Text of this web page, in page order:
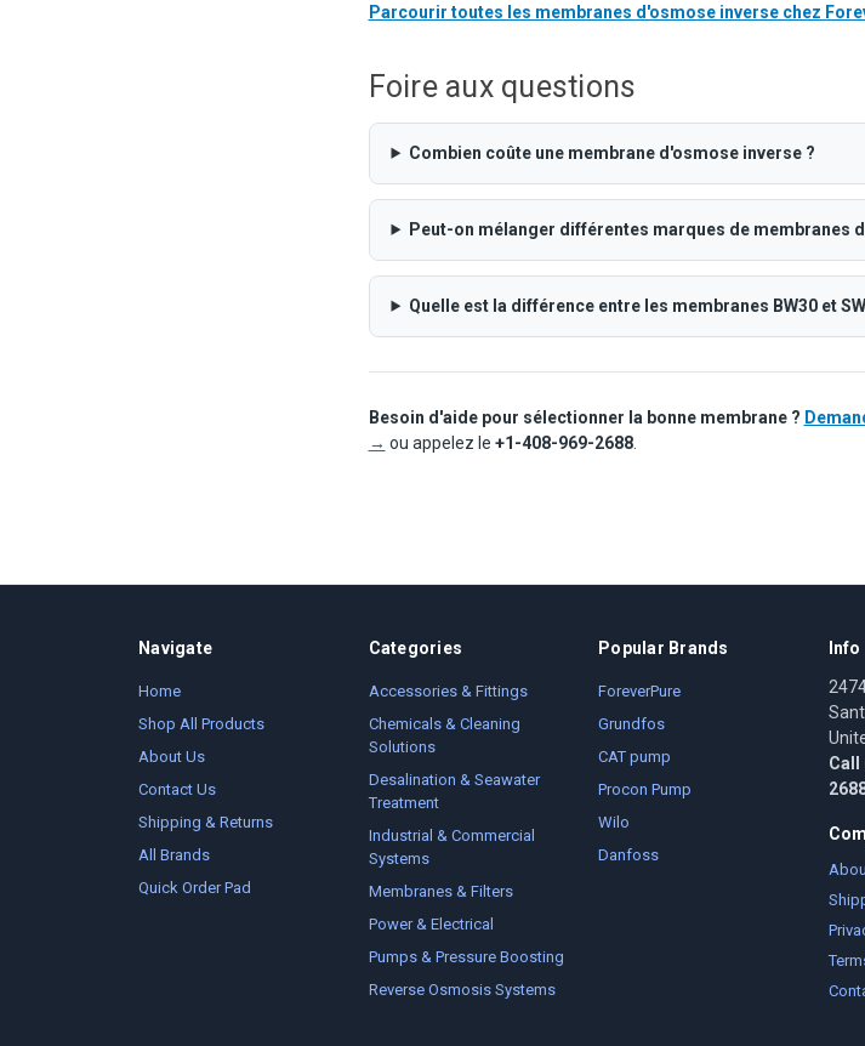
Parcourir toutes les membranes d'osmose inverse chez
Foire aux questions
Combien coûte une membrane d'osmose inverse ?
Peut-on mélanger différentes marques de membranes
Quelle est la différence entre les membranes BW30 et
Besoin d'aide pour sélectionner la bonne membrane ?
→ ou appelez le +1-408-969-2688.
Navigate
Home
Shop All Products
About Us
Contact Us
Shipping & Returns
All Brands
Quick Order Pad
Categories
Accessories & Fittings
Chemicals & Cleaning
Solutions
Desalination & Seawater
Treatment
Industrial & Commercial
Systems
Membranes & Filters
Power & Electrical
Pumps & Pressure Boosting
Reverse Osmosis Systems
Popular Brands
ForeverPure
Grundfos
CAT pump
Procon Pump
Wilo
Danfoss
Info
Call